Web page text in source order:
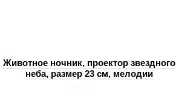
Животное ночник, проектор звездного
неба, размер 23 см, мелодии